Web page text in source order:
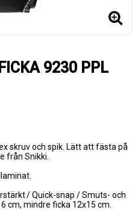
9230 PPL
skruv och spik. Lätt att fästa på
från Snikki.
/ Quick-snap / Smuts- och
cm, mindre ficka 12x15 cm.